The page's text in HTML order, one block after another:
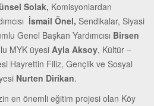
Solak, Komisyonlardan
İsmail Önel, Sendikalar, Siyasi
Genel Başkan Yardımcısı Birsen
MYK üyesi Ayla Aksoy, Kültür –
Hayrettin Filiz, Gençlik ve Sosyal
Nurten Dirikan.
en önemli eğitim projesi olan Köy